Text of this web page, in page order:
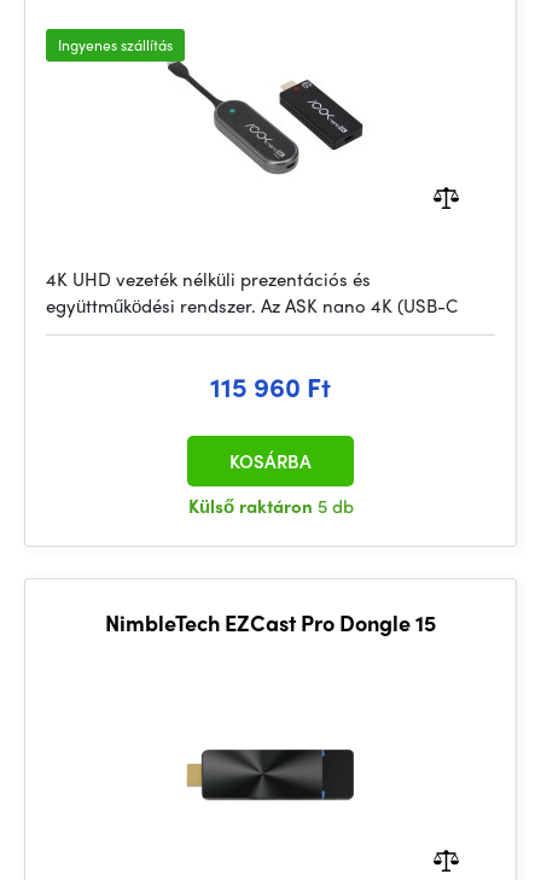
Ingyenes szállítás
4K UHD vezeték nélküli prezentációs és
együttműködési rendszer. Az ASK nano 4K (USB-C
115 960 Ft
Külső raktáron 5 db
KOSÁRBA
NimbleTech EZCast Pro Dongle 15